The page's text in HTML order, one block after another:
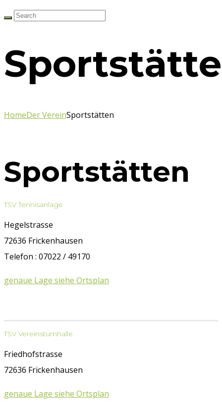
HomeDer VereinSportstätten
Sportstätten
TSV Tennisanlage
Hegelstrasse
72636 Frickenhausen
Telefon : 07022 / 49170
genaue Lage siehe Ortsplan
TSV Vereinsturnhalle
Friedhofstrasse
72636 Frickenhausen
genaue Lage siehe Ortsplan